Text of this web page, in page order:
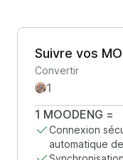
Suivre vos
Convertir
1 MOODENG =
Connexion
automatique